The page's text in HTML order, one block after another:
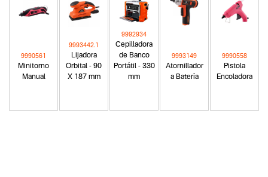
Minitorno
Manual
9990561
Lijadora
Orbital - 90
X 187 mm
9993442.1
Cepilladora
de Banco
Portátil - 330
mm
9992934
Atornillador
a Batería
9993149
Pistola
Encoladora
9990558